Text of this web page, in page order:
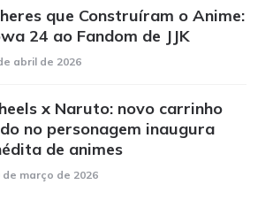
que Construíram o Anime:
24 ao Fandom de JJK
abril de 2026
x Naruto: novo carrinho
no personagem inaugura
de animes
de março de 2026